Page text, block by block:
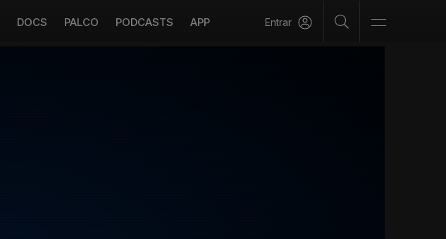
DOCS PALCO PODCASTS APP Entrar